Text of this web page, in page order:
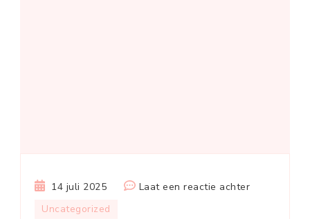
14 juli 2025 Laat een reactie achterop
Uncategorized